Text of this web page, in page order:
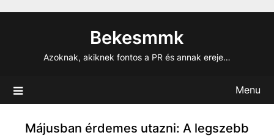
Bekesmmk
Azoknak, akiknek fontos a PR és annak ereje…
Menu
Májusban érdemes utazni: A legszebb